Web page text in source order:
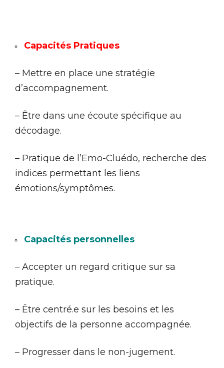
Capacités Pratiques
– Mettre en place une stratégie
d’accompagnement.
– Être dans une écoute spécifique au
décodage.
– Pratique de l’Emo-Cluédo, recherche des
indices permettant les liens
émotions/symptômes.
Capacités personnelles
– Accepter un regard critique sur sa
pratique.
– Être centré.e sur les besoins et les
objectifs de la personne accompagnée.
– Progresser dans le non-jugement.